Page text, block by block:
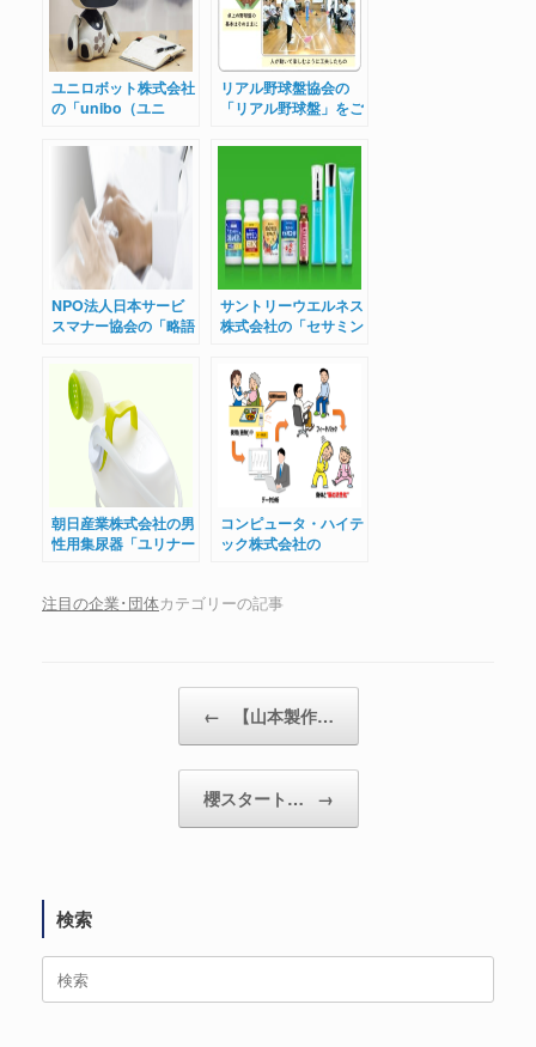
ユニロボット株式会社
の「unibo（ユニ
リアル野球盤協会の
「リアル野球盤」をご
NPO法人日本サービ
スマナー協会の「略語
サントリーウエルネス
株式会社の「セサミン
朝日産業株式会社の男
性用集尿器「ユリナー
コンピュータ・ハイテ
ック株式会社の
注目の企業･団体カテゴリーの記事
投稿ナビゲーション
← 【山本製作…
櫻スタート… →
検索
検